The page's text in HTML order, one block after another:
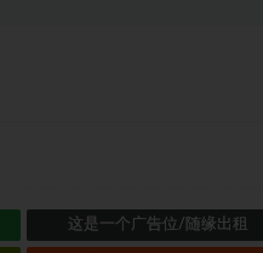
这是一个广告位/随缘出租